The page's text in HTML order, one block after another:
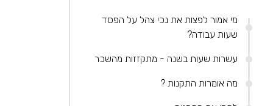
מי אמור לפצות את נכי צהל על הפסד
שעות עבודה?
עשרות שעות בשנה - מתקזזות מהשכר
מה אומרות התקנות ?